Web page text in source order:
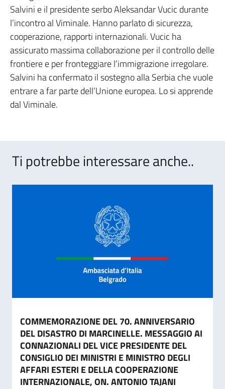
Salvini e il presidente serbo Aleksandar Vucic durante
l’incontro al Viminale. Hanno parlato di sicurezza,
cooperazione, rapporti internazionali. Vucic ha
assicurato massima collaborazione per il controllo delle
frontiere e per fronteggiare l’immigrazione irregolare.
Salvini ha confermato il sostegno alla Serbia che vuole
entrare a far parte dell’Unione europea. Lo si apprende
dal Viminale.
Ti potrebbe interessare anche..
COMMEMORAZIONE DEL 70. ANNIVERSARIO
DEL DISASTRO DI MARCINELLE. MESSAGGIO AI
CONNAZIONALI DEL VICE PRESIDENTE DEL
CONSIGLIO DEI MINISTRI E MINISTRO DEGLI
AFFARI ESTERI E DELLA COOPERAZIONE
INTERNAZIONALE, ON. ANTONIO TAJANI